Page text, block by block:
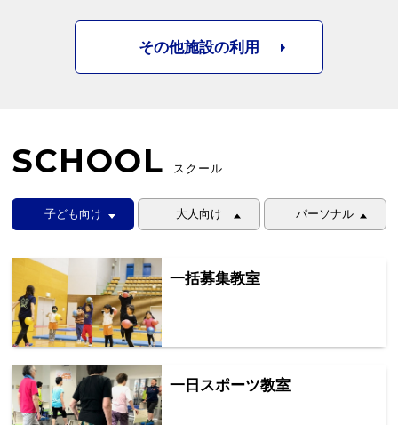
その他施設の利用
SCHOOL スクール
子ども向け 大人向け パーソナル
一括募集教室
一日スポーツ教室